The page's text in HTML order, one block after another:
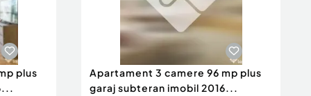
plus
Apartament 3 camere 96 mp plus
garaj subteran imobil 2016...